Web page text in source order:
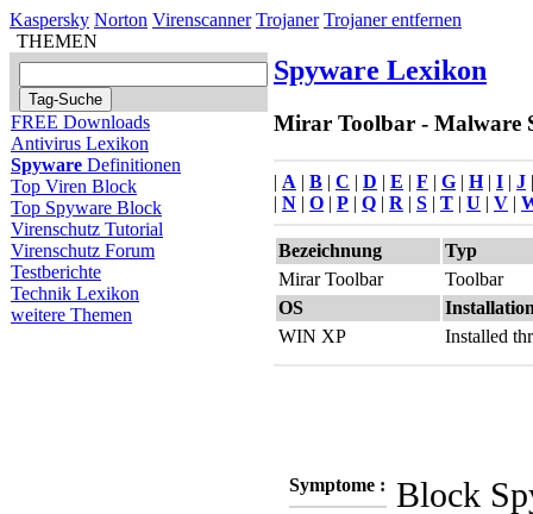
Kaspersky Norton Virenscanner Trojaner Trojaner entfernen
THEMEN
FREE Downloads
Antivirus Lexikon
Spyware Definitionen
Top Viren Block
Top Spyware Block
Virenschutz Tutorial
Virenschutz Forum
Testberichte
Technik Lexikon
weitere Themen
Spyware Lexikon
Mirar Toolbar - Malware
| A | B | C | D | E | F | G | H| I | J
| N | O | P | Q | R | S | T | U | V |
Bezeichnung
Typ
Mirar Toolbar
Toolbar
OS
WIN XP
Installed
Symptome : Block